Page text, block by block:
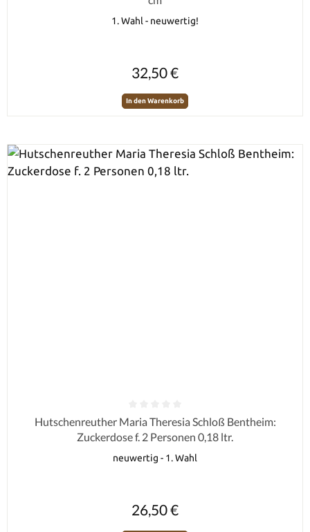
1. Wahl - neuwertig!
32,50 €
In den Warenkorb
Durchschnittliche Bewertung von 0 von 5 Sternen
Hutschenreuther Maria Theresia Schloß Bentheim:
Zuckerdose f. 2 Personen 0,18 ltr.
neuwertig - 1. Wahl
26,50 €